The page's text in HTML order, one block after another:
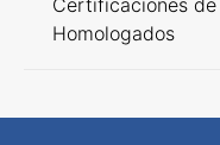
Certificaciones
Homologados